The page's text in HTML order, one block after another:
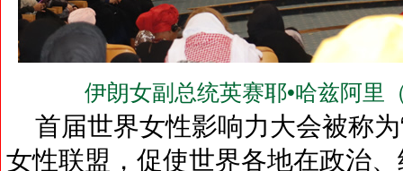
伊朗女副总统英赛耶•哈兹阿里
首届世界女性影响力大会被称为
女性联盟，促使世界各地在政治